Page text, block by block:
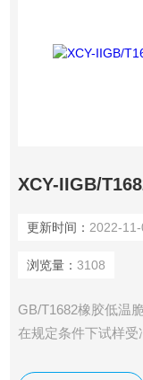
更新时间： 2022-11-
浏览量： 3108
GB/T1682橡胶低温
在规定条件下试样